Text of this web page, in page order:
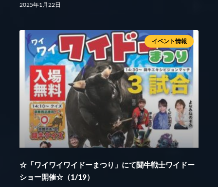
2025年1月22日
イベント情報
☆「ワイワイワイドーまつり」にて闘牛戦士ワイドー
ショー開催☆（1/19）